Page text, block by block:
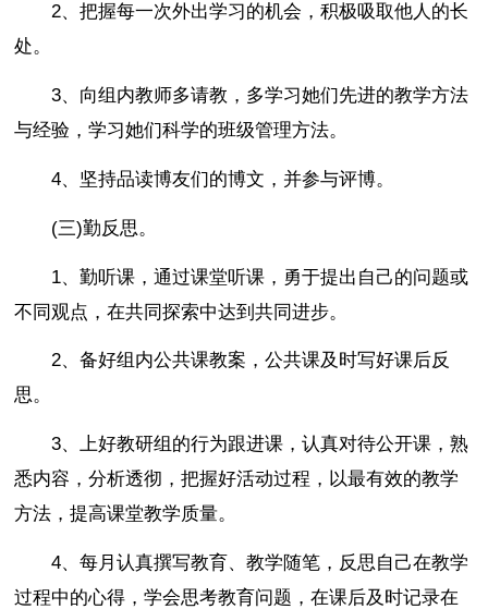
2、把握每一次外出学习的机会，积极吸取他人的长
处。
3、向组内教师多请教，多学习她们先进的教学方法
与经验，学习她们科学的班级管理方法。
4、坚持品读博友们的博文，并参与评博。
(三)勤反思。
1、勤听课，通过课堂听课，勇于提出自己的问题或
不同观点，在共同探索中达到共同进步。
2、备好组内公共课教案，公共课及时写好课后反
思。
3、上好教研组的行为跟进课，认真对待公开课，熟
悉内容，分析透彻，把握好活动过程，以最有效的教学
方法，提高课堂教学质量。
4、每月认真撰写教育、教学随笔，反思自己在教学
过程中的心得，学会思考教育问题，在课后及时记录在